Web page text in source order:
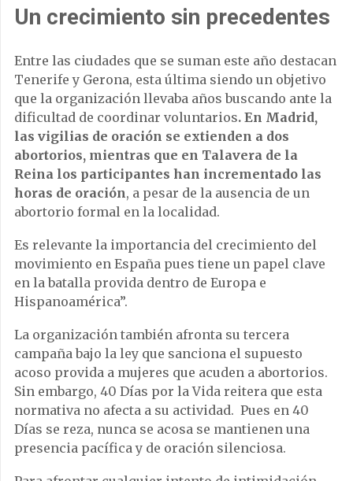
Un crecimiento sin precedentes
Entre las ciudades que se suman este año destacan
Tenerife y Gerona, esta última siendo un objetivo
que la organización llevaba años buscando ante la
dificultad de coordinar voluntarios. En Madrid,
las vigilias de oración se extienden a dos
abortorios, mientras que en Talavera de la
Reina los participantes han incrementado las
horas de oración, a pesar de la ausencia de un
abortorio formal en la localidad.
Es relevante la importancia del crecimiento del
movimiento en España pues tiene un papel clave
en la batalla provida dentro de Europa e
Hispanoamérica”.
La organización también afronta su tercera
campaña bajo la ley que sanciona el supuesto
acoso provida a mujeres que acuden a abortorios.
Sin embargo, 40 Días por la Vida reitera que esta
normativa no afecta a su actividad. Pues en 40
Días se reza, nunca se acosa se mantienen una
presencia pacífica y de oración silenciosa.